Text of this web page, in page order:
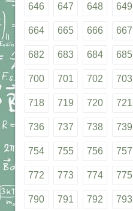
646 647 648 649
664 665 666 667
682 683 684 685
700 701 702 703
718 719 720 721
736 737 738 739
754 755 756 757
772 773 774 775
790 791 792 793